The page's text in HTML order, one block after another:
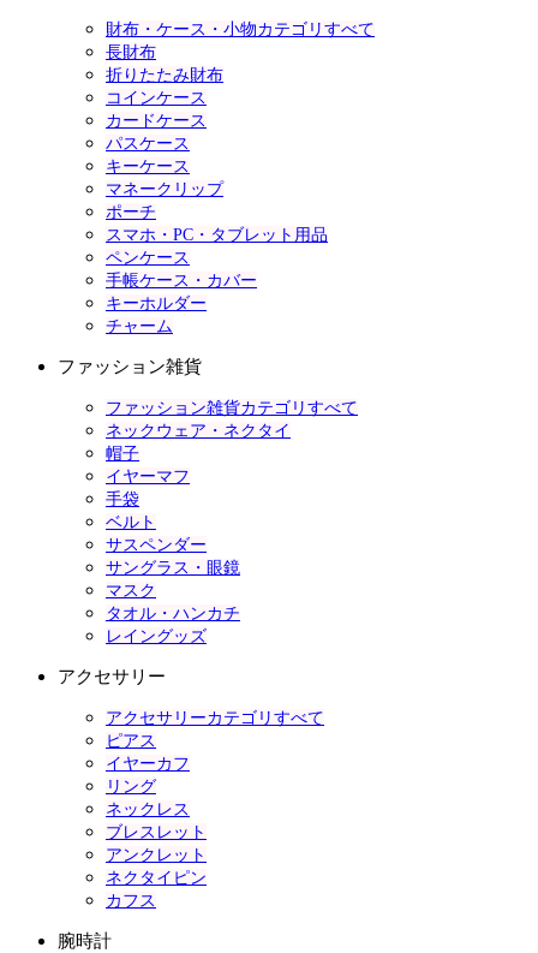
財布・ケース・小物カテゴリすべて
長財布
折りたたみ財布
コインケース
カードケース
パスケース
キーケース
マネークリップ
ポーチ
スマホ・PC・タブレット用品
ペンケース
手帳ケース・カバー
キーホルダー
チャーム
ファッション雑貨
ファッション雑貨カテゴリすべて
ネックウェア・ネクタイ
帽子
イヤーマフ
手袋
ベルト
サスペンダー
サングラス・眼鏡
マスク
タオル・ハンカチ
レイングッズ
アクセサリー
アクセサリーカテゴリすべて
ピアス
イヤーカフ
リング
ネックレス
ブレスレット
アンクレット
ネクタイピン
カフス
腕時計